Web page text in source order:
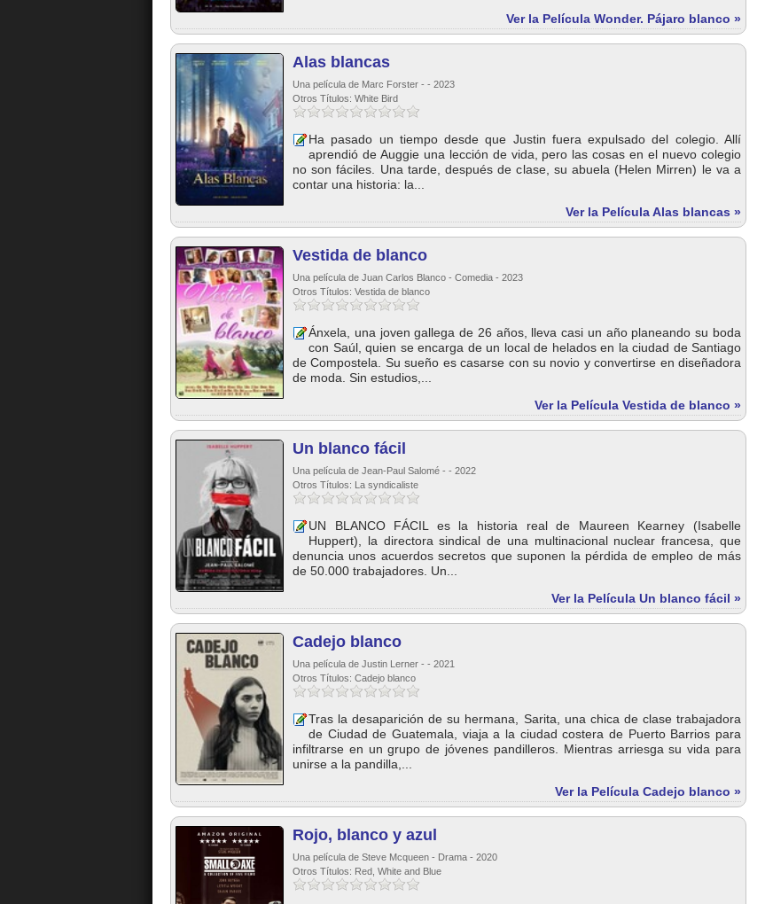
Ver la Película Wonder. Pájaro blanco »
Alas blancas
Una película de Marc Forster - - 2023
Otros Títulos: White Bird
Ha pasado un tiempo desde que Justin fuera expulsado del colegio. Allí
aprendió de Auggie una lección de vida, pero las cosas en el nuevo colegio
no son fáciles. Una tarde, después de clase, su abuela (Helen Mirren) le va a
contar una historia: la...
Ver la Película Alas blancas »
Vestida de blanco
Una película de Juan Carlos Blanco - Comedia - 2023
Otros Títulos: Vestida de blanco
Ánxela, una joven gallega de 26 años, lleva casi un año planeando su boda
con Saúl, quien se encarga de un local de helados en la ciudad de Santiago
de Compostela. Su sueño es casarse con su novio y convertirse en diseñadora
de moda. Sin estudios,...
Ver la Película Vestida de blanco »
Un blanco fácil
Una película de Jean-Paul Salomé - - 2022
Otros Títulos: La syndicaliste
UN BLANCO FÁCIL es la historia real de Maureen Kearney (Isabelle
Huppert), la directora sindical de una multinacional nuclear francesa, que
denuncia unos acuerdos secretos que suponen la pérdida de empleo de más
de 50.000 trabajadores. Un...
Ver la Película Un blanco fácil »
Cadejo blanco
Una película de Justin Lerner - - 2021
Otros Títulos: Cadejo blanco
Tras la desaparición de su hermana, Sarita, una chica de clase trabajadora
de Ciudad de Guatemala, viaja a la ciudad costera de Puerto Barrios para
infiltrarse en un grupo de jóvenes pandilleros. Mientras arriesga su vida para
unirse a la pandilla,...
Ver la Película Cadejo blanco »
Rojo, blanco y azul
Una película de Steve Mcqueen - Drama - 2020
Otros Títulos: Red, White and Blue